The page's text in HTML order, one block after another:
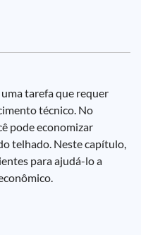
tarefa que requer
técnico. No
pode economizar
telhado. Neste capítulo,
para ajudá-lo a